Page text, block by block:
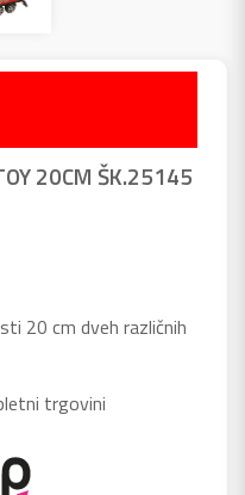
20CM ŠK.25145
20 cm dveh različnih
trgovini